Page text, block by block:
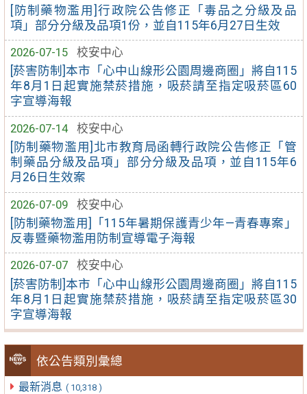
[防制藥物濫用]行政院公告修正「毒品之分級及品
項」部分分級及品項1份，並自115年6月27日生效
2026-07-15
校安中心
[菸害防制]本市「心中山線形公園周邊商圈」將自115
年8月1日起實施禁菸措施，吸菸請至指定吸菸區60
字宣導海報
2026-07-14
校安中心
[防制藥物濫用]北市教育局函轉行政院公告修正「管
制藥品分級及品項」部分分級及品項，並自115年6
月26日生效案
2026-07-09
校安中心
[防制藥物濫用]「115年暑期保護青少年—青春專案」
反毒暨藥物濫用防制宣導電子海報
2026-07-07
校安中心
[菸害防制]本市「心中山線形公園周邊商圈」將自115
年8月1日起實施禁菸措施，吸菸請至指定吸菸區30
字宣導海報
依公告類別彙總
最新消息 ( 10,318 )